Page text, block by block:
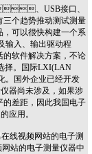
、USB接口、
三个趋势推动测试测量
，可以很快构建一个系
输入、输出驱动程
的软件解决方案，不论
。国际LXI(LAN
。国外企业已经开发
器尚未涉及，如果涉
差距，因此我国电子
。
在线视频网站的电子测
网站的电子测量仪器中